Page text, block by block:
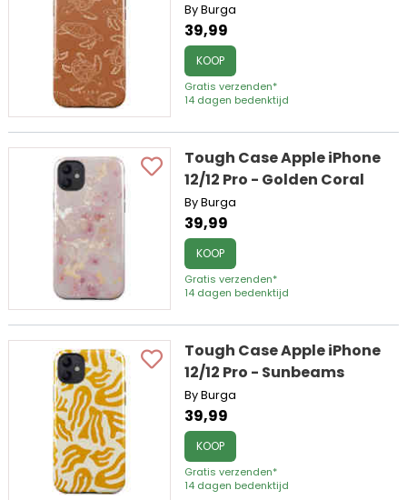
By Burga
39,99
KOOP
Gratis verzenden*
14 dagen bedenktijd
Tough Case Apple iPhone
12/12 Pro - Golden Coral
By Burga
39,99
KOOP
Gratis verzenden*
14 dagen bedenktijd
Tough Case Apple iPhone
12/12 Pro - Sunbeams
By Burga
39,99
KOOP
Gratis verzenden*
14 dagen bedenktijd